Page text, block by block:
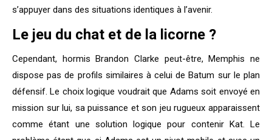
s’appuyer dans des situations identiques à l’avenir.
Le jeu du chat et de la licorne ?
Cependant, hormis Brandon Clarke peut-être, Memphis ne
dispose pas de profils similaires à celui de Batum sur le plan
défensif. Le choix logique voudrait que Adams soit envoyé en
mission sur lui, sa puissance et son jeu rugueux apparaissent
comme étant une solution logique pour contenir Kat. Le